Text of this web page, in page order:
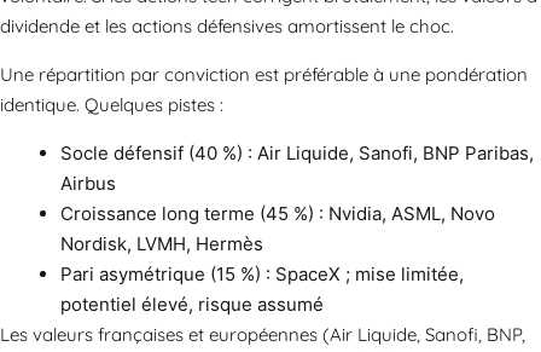
dividende et les actions défensives amortissent le choc.
Une répartition par conviction est préférable à une pondération
identique. Quelques pistes :
Socle défensif (40 %) : Air Liquide, Sanofi, BNP Paribas,
Airbus
Croissance long terme (45 %) : Nvidia, ASML, Novo
Nordisk, LVMH, Hermès
Pari asymétrique (15 %) : SpaceX ; mise limitée,
potentiel élevé, risque assumé
Les valeurs françaises et européennes (Air Liquide, Sanofi, BNP,